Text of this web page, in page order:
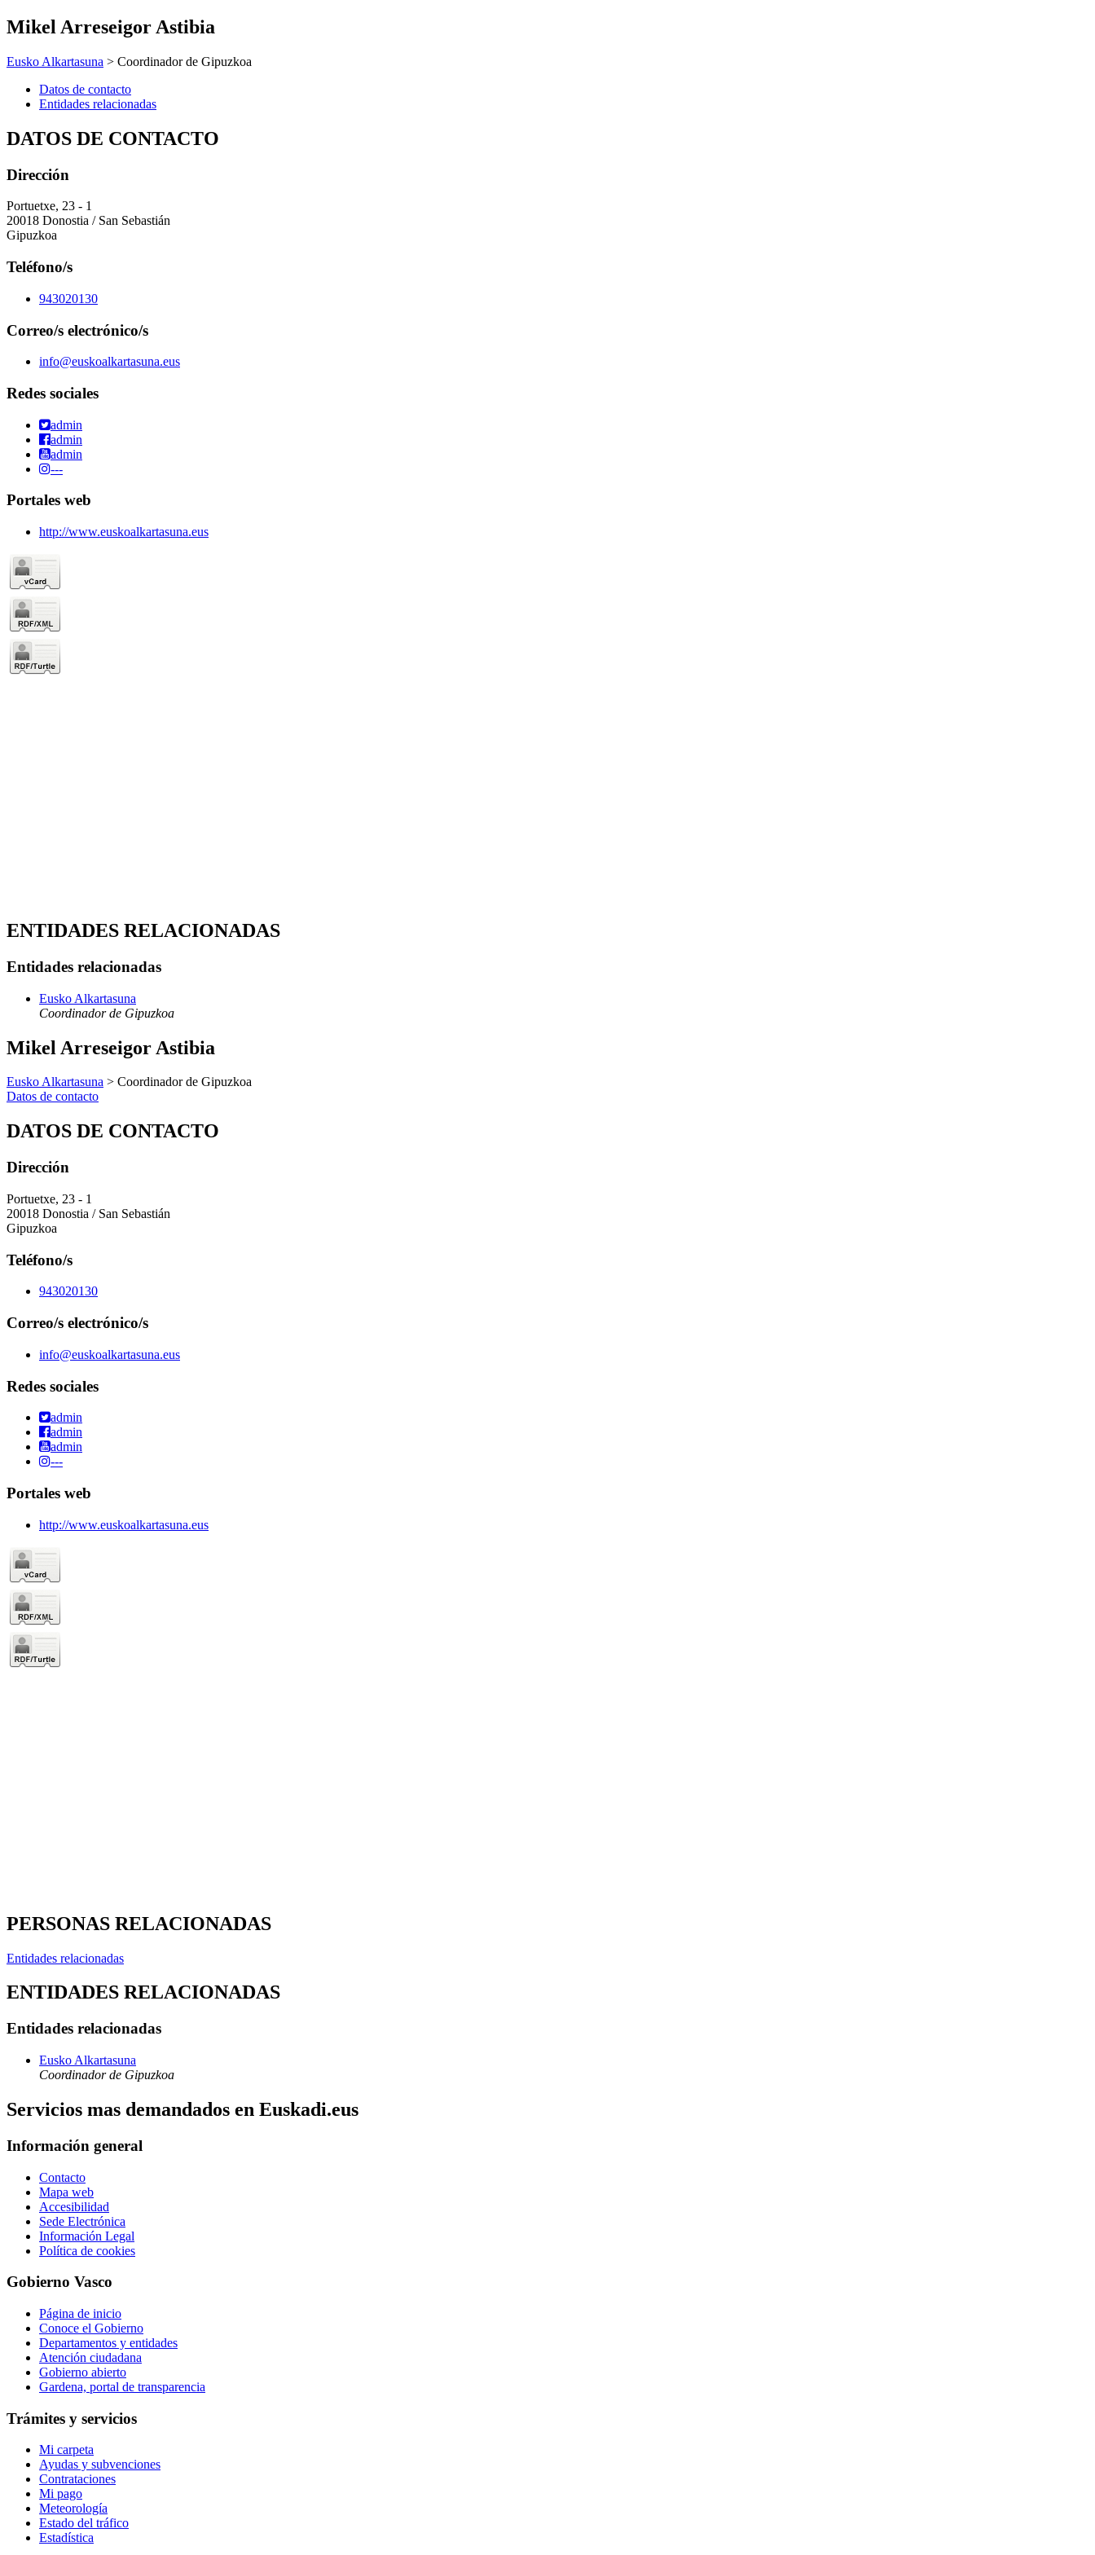
Mikel Arreseigor Astibia
Eusko Alkartasuna > Coordinador de Gipuzkoa
Datos de contacto
Entidades relacionadas
DATOS DE CONTACTO
Dirección
Portuetxe, 23 - 1
20018 Donostia / San Sebastián
Gipuzkoa
Teléfono/s
943020130
Correo/s electrónico/s
info@euskoalkartasuna.eus
Redes sociales
admin
admin
admin
---
Portales web
http://www.euskoalkartasuna.eus
ENTIDADES RELACIONADAS
Entidades relacionadas
Eusko Alkartasuna
Coordinador de Gipuzkoa
Mikel Arreseigor Astibia
Eusko Alkartasuna > Coordinador de Gipuzkoa
Datos de contacto
DATOS DE CONTACTO
Dirección
Portuetxe, 23 - 1
20018 Donostia / San Sebastián
Gipuzkoa
Teléfono/s
943020130
Correo/s electrónico/s
info@euskoalkartasuna.eus
Redes sociales
admin
admin
admin
---
Portales web
http://www.euskoalkartasuna.eus
PERSONAS RELACIONADAS
Entidades relacionadas
ENTIDADES RELACIONADAS
Entidades relacionadas
Eusko Alkartasuna
Coordinador de Gipuzkoa
Servicios mas demandados en Euskadi.eus
Información general
Contacto
Mapa web
Accesibilidad
Sede Electrónica
Información Legal
Política de cookies
Gobierno Vasco
Página de inicio
Conoce el Gobierno
Departamentos y entidades
Atención ciudadana
Gobierno abierto
Gardena, portal de transparencia
Trámites y servicios
Mi carpeta
Ayudas y subvenciones
Contrataciones
Mi pago
Meteorología
Estado del tráfico
Estadística